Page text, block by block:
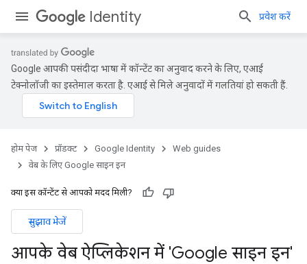
Identity प्रवेश करें
Google आपकी पसंदीदा भाषा में कॉन्टेंट का अनुवाद करने के लिए, एआई
टेक्नोलॉजी का इस्तेमाल करता है. एआई से मिले अनुवादों में गलतियां हो सकती हैं.
होम पेज प्रॉडक्ट Google Identity
Web guides
वेब के लिए Google साइन इन
क्या इस कॉन्टेंट से आपको मदद मिली?
सुझाव भेजें
आपके वेब ऐप्लिकेशन में 'Google साइन इन'